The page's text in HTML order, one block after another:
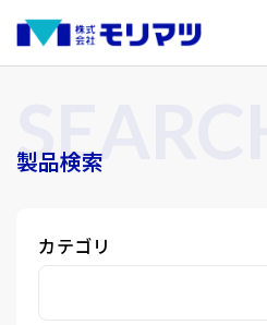
SEARCH
製品検索
カテゴリ